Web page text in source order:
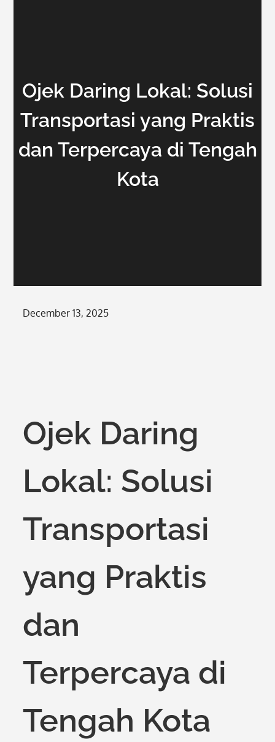
Ojek Daring Lokal: Solusi
Transportasi yang Praktis
dan Terpercaya di Tengah
Kota
Posted
December 13, 2025
Ojek Daring
Lokal: Solusi
Transportasi
yang Praktis
dan
Terpercaya di
Tengah Kota